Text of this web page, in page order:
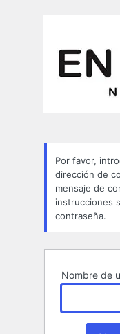
Por favor,
dirección de
mensaje de
instrucciones
contraseña.
Nombre de